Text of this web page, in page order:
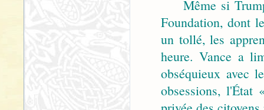
Même si Trump
Foundation, dont
un tollé, les
heure. Vance a
obséquieux avec
obsessions,